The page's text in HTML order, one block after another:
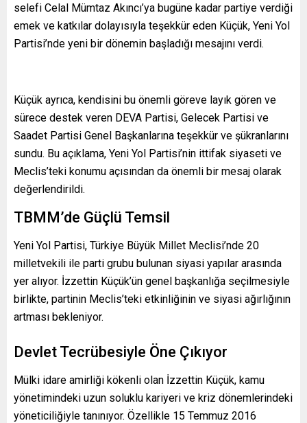
selefi Celal Mümtaz Akıncı’ya bugüne kadar partiye verdiği
emek ve katkılar dolayısıyla teşekkür eden Küçük, Yeni Yol
Partisi’nde yeni bir dönemin başladığı mesajını verdi.
Küçük ayrıca, kendisini bu önemli göreve layık gören ve
sürece destek veren DEVA Partisi, Gelecek Partisi ve
Saadet Partisi Genel Başkanlarına teşekkür ve şükranlarını
sundu. Bu açıklama, Yeni Yol Partisi’nin ittifak siyaseti ve
Meclis’teki konumu açısından da önemli bir mesaj olarak
değerlendirildi.
TBMM’de Güçlü Temsil
Yeni Yol Partisi, Türkiye Büyük Millet Meclisi’nde 20
milletvekili ile parti grubu bulunan siyasi yapılar arasında
yer alıyor. İzzettin Küçük’ün genel başkanlığa seçilmesiyle
birlikte, partinin Meclis’teki etkinliğinin ve siyasi ağırlığının
artması bekleniyor.
Devlet Tecrübesiyle Öne Çıkıyor
Mülki idare amirliği kökenli olan İzzettin Küçük, kamu
yönetimindeki uzun soluklu kariyeri ve kriz dönemlerindeki
yöneticiliğiyle tanınıyor. Özellikle 15 Temmuz 2016